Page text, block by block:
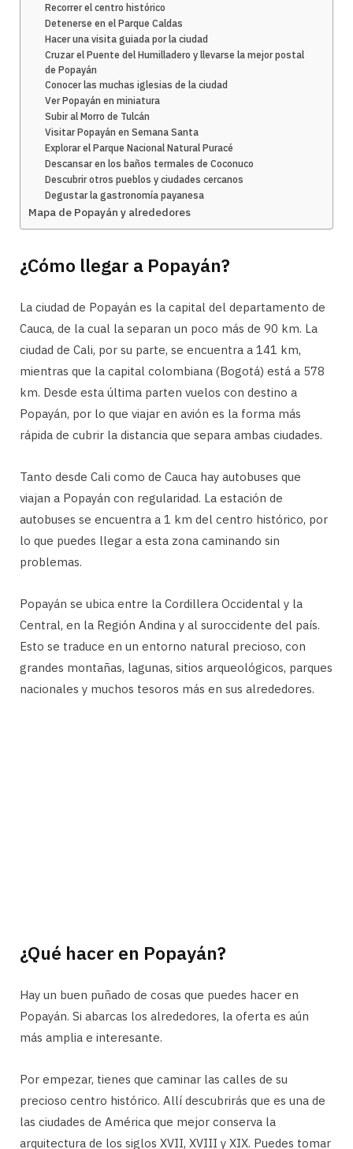
Recorrer el centro histórico
Detenerse en el Parque Caldas
Hacer una visita guiada por la ciudad
Cruzar el Puente del Humilladero y llevarse la mejor postal
de Popayán
Conocer las muchas iglesias de la ciudad
Ver Popayán en miniatura
Subir al Morro de Tulcán
Visitar Popayán en Semana Santa
Explorar el Parque Nacional Natural Puracé
Descansar en los baños termales de Coconuco
Descubrir otros pueblos y ciudades cercanos
Degustar la gastronomía payanesa
Mapa de Popayán y alrededores
¿Cómo llegar a Popayán?
La ciudad de Popayán es la capital del departamento de
Cauca, de la cual la separan un poco más de 90 km. La
ciudad de Cali, por su parte, se encuentra a 141 km,
mientras que la capital colombiana (Bogotá) está a 578
km. Desde esta última parten vuelos con destino a
Popayán, por lo que viajar en avión es la forma más
rápida de cubrir la distancia que separa ambas ciudades.
Tanto desde Cali como de Cauca hay autobuses que
viajan a Popayán con regularidad. La estación de
autobuses se encuentra a 1 km del centro histórico, por
lo que puedes llegar a esta zona caminando sin
problemas.
Popayán se ubica entre la Cordillera Occidental y la
Central, en la Región Andina y al suroccidente del país.
Esto se traduce en un entorno natural precioso, con
grandes montañas, lagunas, sitios arqueológicos, parques
nacionales y muchos tesoros más en sus alrededores.
¿Qué hacer en Popayán?
Hay un buen puñado de cosas que puedes hacer en
Popayán. Si abarcas los alrededores, la oferta es aún
más amplia e interesante.
Por empezar, tienes que caminar las calles de su
precioso centro histórico. Allí descubrirás que es una de
las ciudades de América que mejor conserva la
arquitectura de los siglos XVII, XVIII y XIX. Puedes tomar